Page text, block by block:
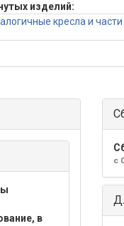
изделий:
кресла и части
в
с